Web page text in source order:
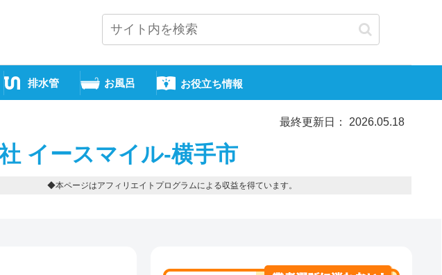
排水管 お風呂 お役立ち情報
最終更新日： 2026.05.18
イースマイル-横手市
◆本ページはアフィリエイトプログラムによる収益を得ています。